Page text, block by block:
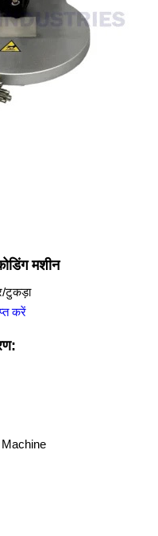
मशीन
टुकड़ा
करें